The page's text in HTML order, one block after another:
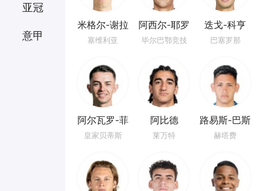
亚冠
意甲
米格尔-谢拉
塞维利亚
阿西尔-耶罗
毕尔巴鄂竞技
迭戈-科亨
巴塞罗那
阿尔瓦罗-菲
达尔戈
皇家贝蒂斯
阿比德
莱万特
路易斯-巴斯
克斯
赫塔费